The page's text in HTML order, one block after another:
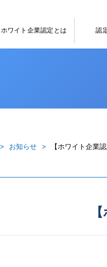
ホワイト企業認定とは 認
お知らせ 【ホワイト企業